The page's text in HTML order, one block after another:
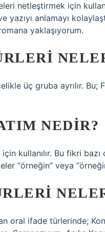
netleştirmek için
anlamayı
yaklaşıyorum.
üç gruba ayrılır.
NEDIR?
kullanılır. Bu fikri
“örneğin” veya
oral ifade türlerinde;